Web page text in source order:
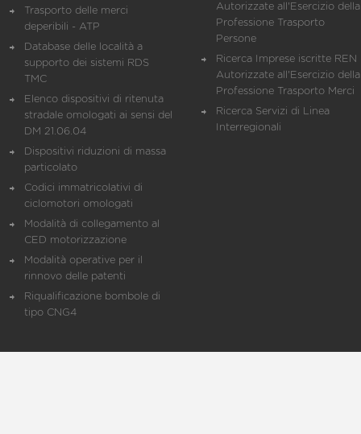
Trasporto delle merci
deperibili - ATP
Database delle località a
supporto dei sistemi RDS
TMC
Elenco dispositivi di ritenuta
stradale omologati ai sensi del
DM 21.06.04
Dispositivi riduzioni di massa
particolato
Codici immatricolativi di
ciclomotori omologati
Modalità di collegamento al
CED motorizzazione
Modalità operative per il
rinnovo delle patenti
Riqualificazione bombole di
tipo CNG4
Autorizzate all'Esercizio della
Professione Trasporto
Persone
Ricerca Imprese iscritte REN
Autorizzate all'Esercizio della
Professione Trasporto Merci
Ricerca Servizi di Linea
Interregionali